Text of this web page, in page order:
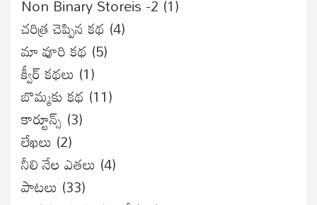
చరిత్ర చెప్పిన కథ (4)
మా వూరి కథ (5)
క్వీర్ కథలు (1)
బొమ్మకు కథ (11)
కార్టూన్స్ (3)
లేఖలు (2)
నీలి నేల ఎతలు (4)
పాటలు (33)